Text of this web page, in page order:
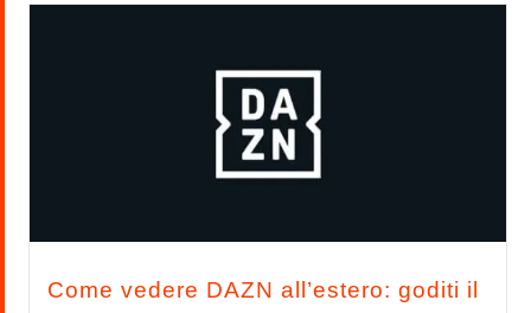
Come vedere DAZN all’estero: goditi il